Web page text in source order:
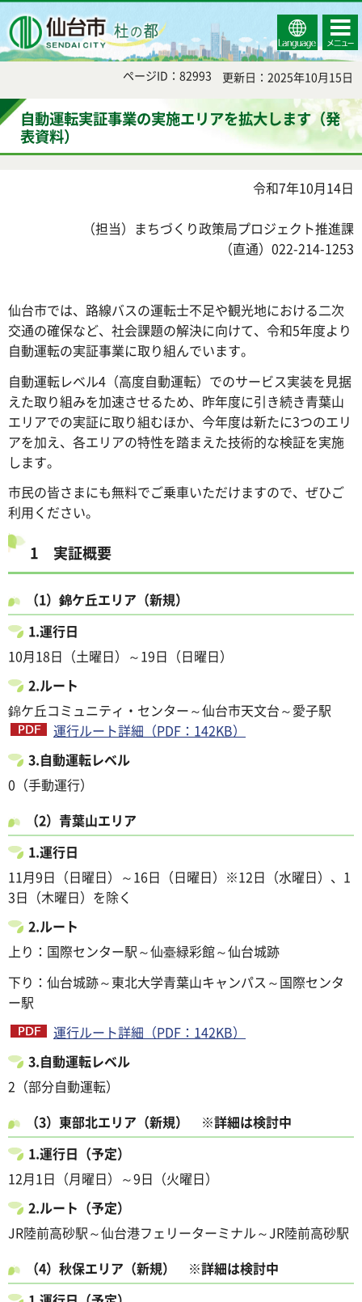
Select
Language
コンテ
ンツメ
ニュー
ページID：82993 更新日：2025年10月15日
自動運転実証事業の実施エリアを拡大します（発
表資料）
令和7年10月14日
（担当）まちづくり政策局プロジェクト推進課
（直通）022-214-1253
仙台市では、路線バスの運転士不足や観光地における二次
交通の確保など、社会課題の解決に向けて、令和5年度より
自動運転の実証事業に取り組んでいます。
自動運転レベル4（高度自動運転）でのサービス実装を見据
えた取り組みを加速させるため、昨年度に引き続き青葉山
エリアでの実証に取り組むほか、今年度は新たに3つのエリ
アを加え、各エリアの特性を踏まえた技術的な検証を実施
します。
市民の皆さまにも無料でご乗車いただけますので、ぜひご
利用ください。
1 実証概要
（1）錦ケ丘エリア（新規）
1.運行日
10月18日（土曜日）～19日（日曜日）
2.ルート
錦ケ丘コミュニティ・センター～仙台市天文台～愛子駅
運行ルート詳細（PDF：142KB）
3.自動運転レベル
0（手動運行）
（2）青葉山エリア
1.運行日
11月9日（日曜日）～16日（日曜日）※12日（水曜日）、1
3日（木曜日）を除く
2.ルート
上り：国際センター駅～仙臺緑彩館～仙台城跡
下り：仙台城跡～東北大学青葉山キャンパス～国際センタ
ー駅
運行ルート詳細（PDF：142KB）
3.自動運転レベル
2（部分自動運転）
（3）東部北エリア（新規） ※詳細は検討中
1.運行日（予定）
12月1日（月曜日）～9日（火曜日）
2.ルート（予定）
JR陸前高砂駅～仙台港フェリーターミナル～JR陸前高砂駅
（4）秋保エリア（新規） ※詳細は検討中